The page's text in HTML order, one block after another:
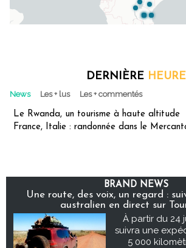
DERNIÈRE HEURE
News Les + lus Les + commentés
Le Rwanda, un tourisme à haute altitude
France, Italie : randonnée dans le
BRAND NEWS
Une route, des voix, un regard :
australien en direct sur
À partir du 24
suivra une
5 000